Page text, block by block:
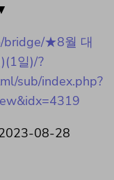
bridge/★8월 대
일)/?
sub/index.php?
08-28